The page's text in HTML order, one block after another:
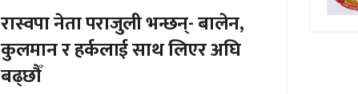
रास्वपा नेता पराजुली भन्छन्- बालेन,
कुलमान र हर्कलाई साथ लिएर अघि
बढ्छौँ